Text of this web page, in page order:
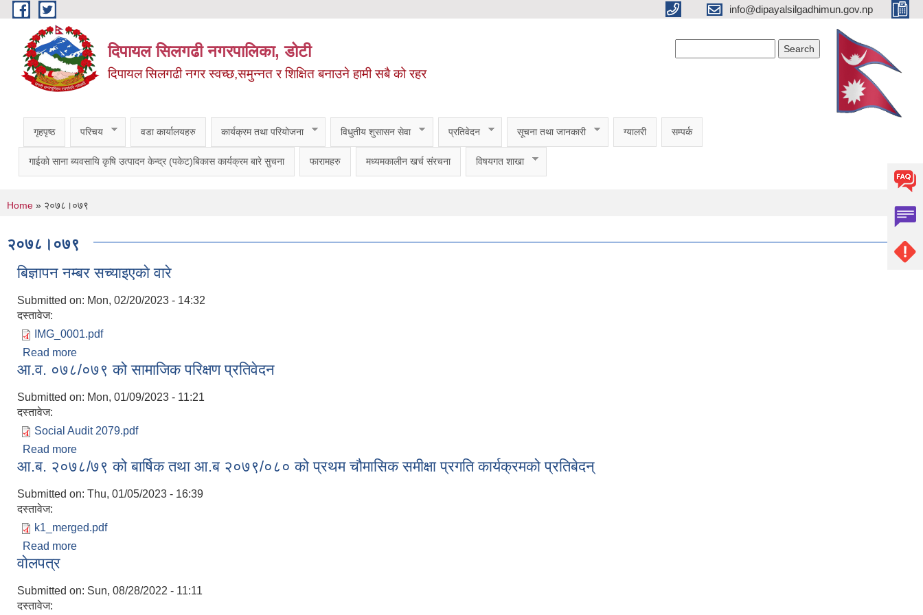
Skip to main content info@dipayalsilgadhimun.gov.np
दिपायल सिलगढी नगरपालिका, डोटी
दिपायल सिलगढी नगर स्वच्छ,समुन्नत र शिक्षित बनाउने हामी सबै को रहर
गृहपृष्ठ परिचय वडा कार्यालयहरु कार्यक्रम तथा परियोजना विधुतीय शुसासन सेवा प्रतिवेदन सूचना तथा जानकारी ग्यालरी सम्पर्क
गाईकाे साना ब्यवसायि कृषि उत्पादन केन्द्र (पकेट)बिकास कार्यक्रम बारे सुचना फारामहरु मध्यमकालीन खर्च संरचना विषयगत शाखा
You are here
Home » २०७८।०७९
२०७८।०७९
बिज्ञापन नम्बर सच्याइएकाे वारे
Submitted on: Mon, 02/20/2023 - 14:32
दस्तावेज:
IMG_0001.pdf
Read more
आ.व. ०७८/०७९ को सामाजिक परिक्षण प्रतिवेदन
Submitted on: Mon, 01/09/2023 - 11:21
दस्तावेज:
Social Audit 2079.pdf
Read more
आ.ब. २०७८/७९ को बार्षिक तथा आ.ब २०७९/०८० को प्रथम चौमासिक समीक्षा प्रगति कार्यक्रमको प्रतिबेदन्
Submitted on: Thu, 01/05/2023 - 16:39
दस्तावेज:
k1_merged.pdf
Read more
वाेलपत्र
Submitted on: Sun, 08/28/2022 - 11:11
दस्तावेज: